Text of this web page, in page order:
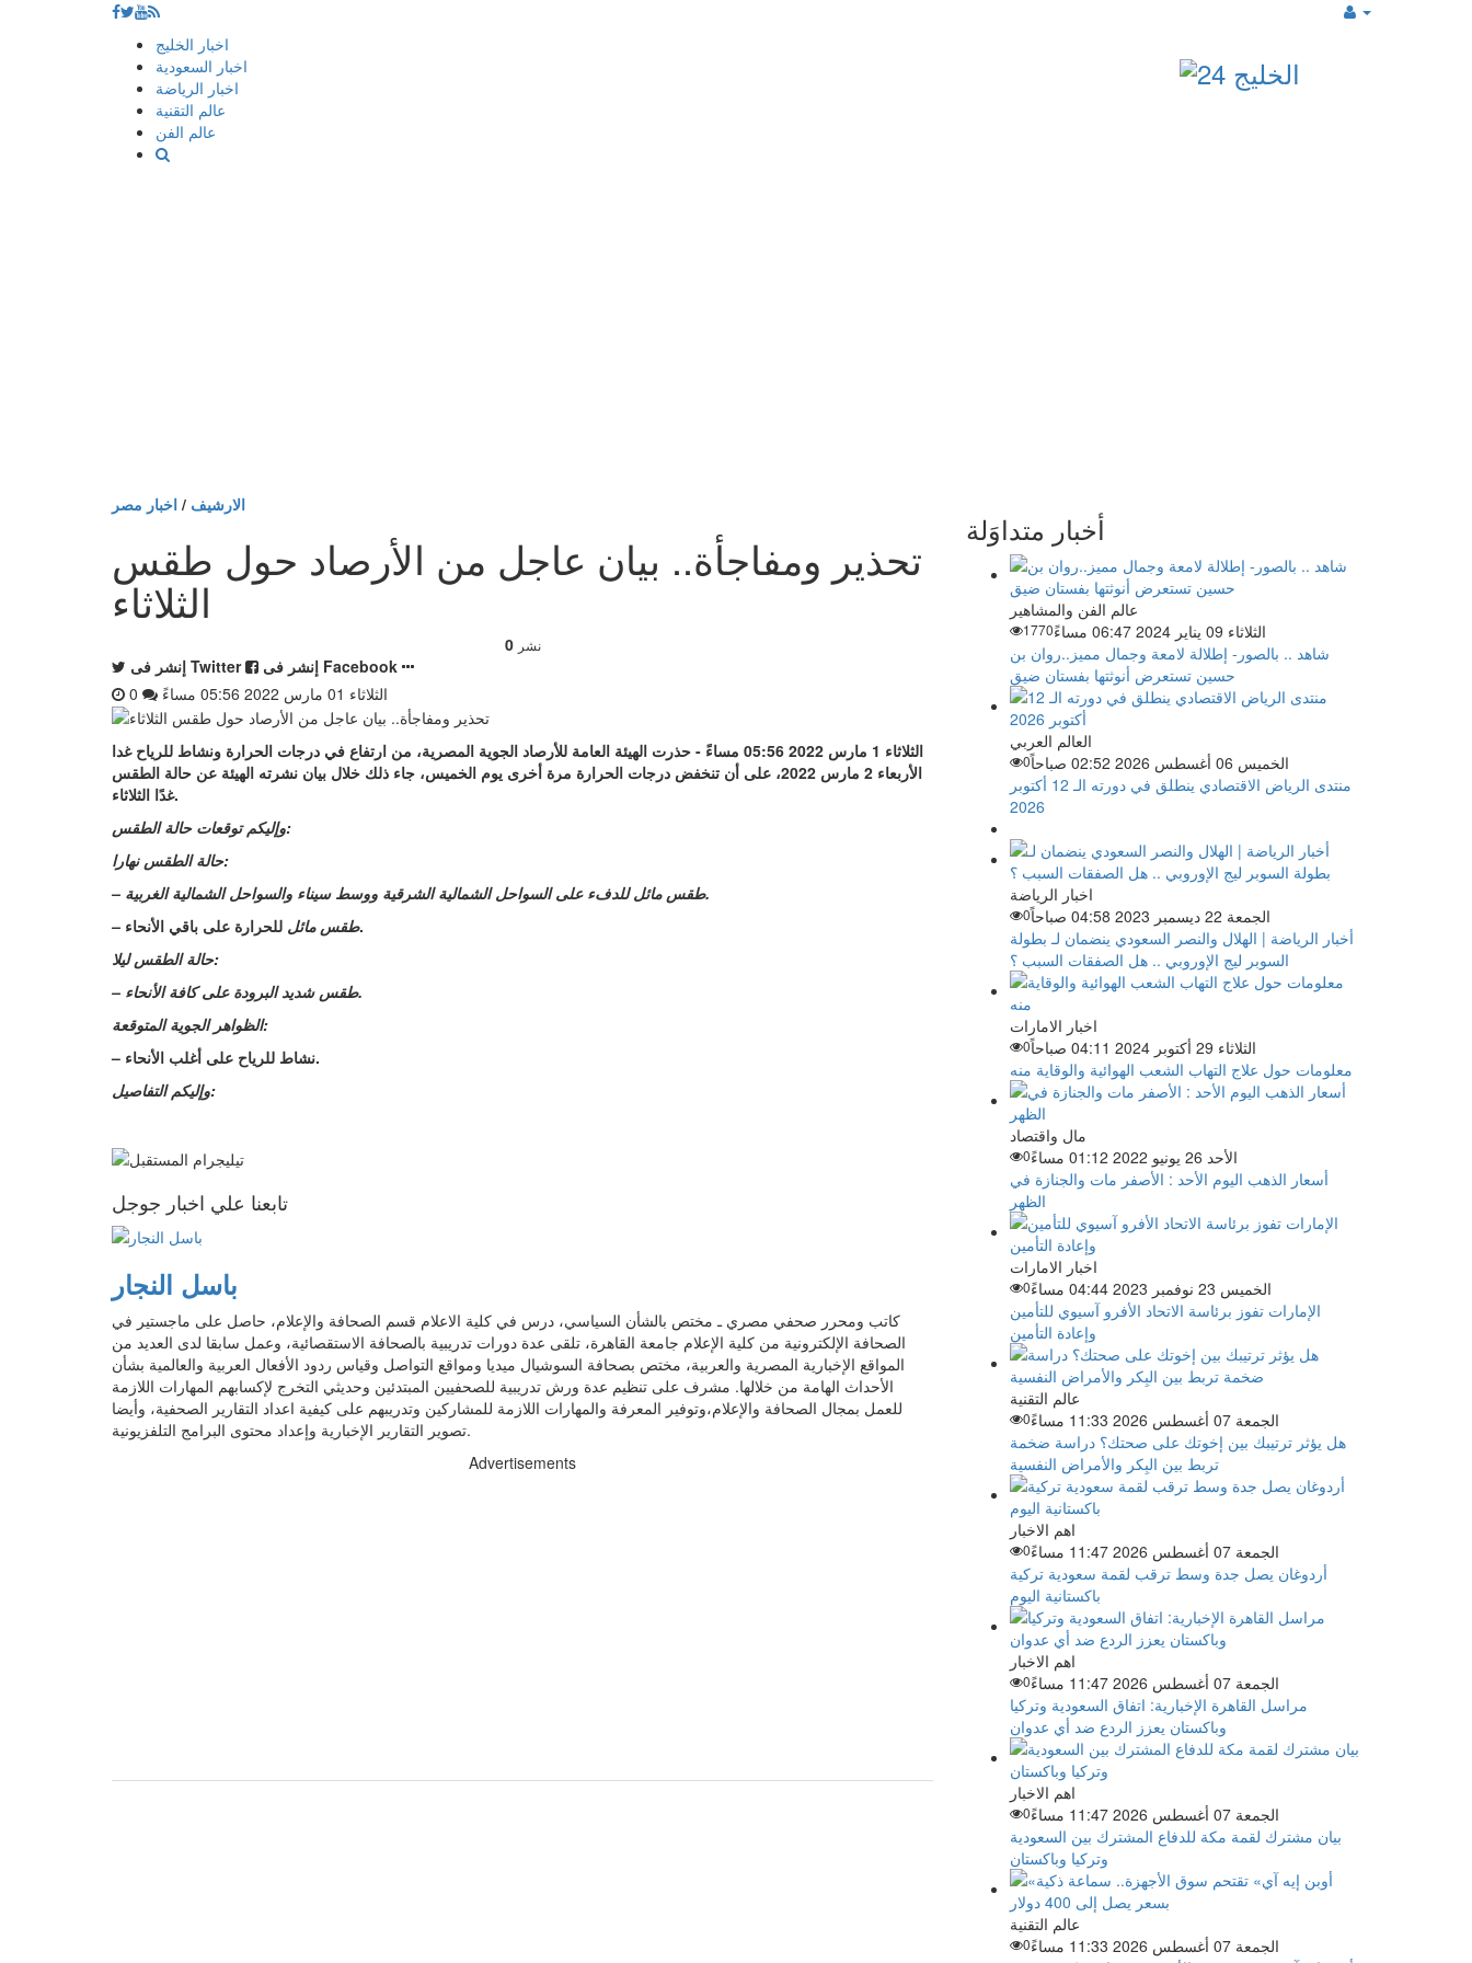
إذهب
المحتوى
اخبار الخليج
اخبار السعودية
اخبار الرياضة
عالم التقنية
عالم الفن
الارشيف / اخبار مصر
تحذير ومفاجأة.. بيان عاجل من الأرصاد حول طقس
الثلاثاء
0 نشر
إنشر فى Twitter
إنشر فى Facebook
الثلاثاء 01 مارس 2022 05:56 مساءً
الثلاثاء 1 مارس 2022 05:56 مساءً - حذرت الهيئة العامة للأرصاد الجوية المصرية، من ارتفاع في درجات الحرارة ونشاط للرياح غدا
الأربعاء 2 مارس 2022، على أن تنخفض درجات الحرارة مرة أخرى يوم الخميس، جاء ذلك خلال بيان نشرته الهيئة عن حالة الطقس
غدًا الثلاثاء.
وإليكم توقعات حالة الطقس:
حالة الطقس نهارا:
– طقس مائل للدفء على السواحل الشمالية الشرقية ووسط سيناء والسواحل الشمالية الغربية.
– طقس مائلللحرارة على باقي الأنحاء.
حالة الطقس ليلا:
– طقس شديد البرودة على كافة الأنحاء.
الظواهر الجوية المتوقعة:
– نشاط للرياح على أغلب الأنحاء.
وإليكم التفاصيل:
تابعنا علي اخبار جوجل
باسل النجار
كاتب ومحرر صحفي مصري ـ مختص بالشأن السياسي، درس في كلية الاعلام قسم الصحافة والإعلام، حاصل على ماجستير في
الصحافة الإلكترونية من كلية الإعلام جامعة القاهرة، تلقى عدة دورات تدريبية بالصحافة الاستقصائية، وعمل سابقا لدى العديد من
المواقع الإخبارية المصرية والعربية، مختص بصحافة السوشيال ميديا ومواقع التواصل وقياس ردود الأفعال العربية والعالمية بشأن
الأحداث الهامة من خلالها. مشرف على تنظيم عدة ورش تدريبية للصحفيين المبتدئين وحديثي التخرج لإكسابهم المهارات اللازمة
للعمل بمجال الصحافة والإعلام،وتوفير المعرفة والمهارات اللازمة للمشاركين وتدريبهم على كيفية اعداد التقارير الصحفية، وأيضا
تصوير التقارير الإخبارية وإعداد محتوى البرامج التلفزيونية.
Advertisements
أخبار متداوَلة
عالم الفن والمشاهير
الثلاثاء 09 يناير 2024 06:47 مساءً
1770
شاهد .. بالصور- إطلالة لامعة وجمال مميز..روان بن
حسين تستعرض أنوثتها بفستان ضيق
العالم العربي
الخميس 06 أغسطس 2026 02:52 صباحاً
0
منتدى الرياض الاقتصادي ينطلق في دورته الـ 12 أكتوبر
2026
اخبار الرياضة
الجمعة 22 ديسمبر 2023 04:58 صباحاً
0
أخبار الرياضة | الهلال والنصر السعودي ينضمان لـ بطولة
السوبر ليج الإوروبي .. هل الصفقات السبب ؟
اخبار الامارات
الثلاثاء 29 أكتوبر 2024 04:11 صباحاً
0
معلومات حول علاج التهاب الشعب الهوائية والوقاية منه
مال واقتصاد
الأحد 26 يونيو 2022 01:12 مساءً
0
أسعار الذهب اليوم الأحد : الأصفر مات والجنازة في
الظهر
اخبار الامارات
الخميس 23 نوفمبر 2023 04:44 مساءً
0
الإمارات تفوز برئاسة الاتحاد الأفرو آسيوي للتأمين
وإعادة التأمين
عالم التقنية
الجمعة 07 أغسطس 2026 11:33 مساءً
0
هل يؤثر ترتيبك بين إخوتك على صحتك؟ دراسة ضخمة
تربط بين البِكر والأمراض النفسية
اهم الاخبار
الجمعة 07 أغسطس 2026 11:47 مساءً
0
أردوغان يصل جدة وسط ترقب لقمة سعودية تركية
باكستانية اليوم
اهم الاخبار
الجمعة 07 أغسطس 2026 11:47 مساءً
0
مراسل القاهرة الإخبارية: اتفاق السعودية وتركيا
وباكستان يعزز الردع ضد أي عدوان
اهم الاخبار
الجمعة 07 أغسطس 2026 11:47 مساءً
0
بيان مشترك لقمة مكة للدفاع المشترك بين السعودية
وتركيا وباكستان
عالم التقنية
الجمعة 07 أغسطس 2026 11:33 مساءً
0